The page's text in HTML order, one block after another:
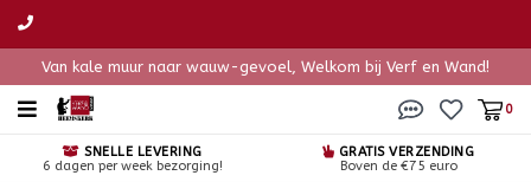
Van kale muur naar wauw-gevoel, Welkom bij Verf en Wand!
0
SNELLE LEVERING
6 dagen per week bezorging!
GRATIS VERZENDING
Boven de €75 euro